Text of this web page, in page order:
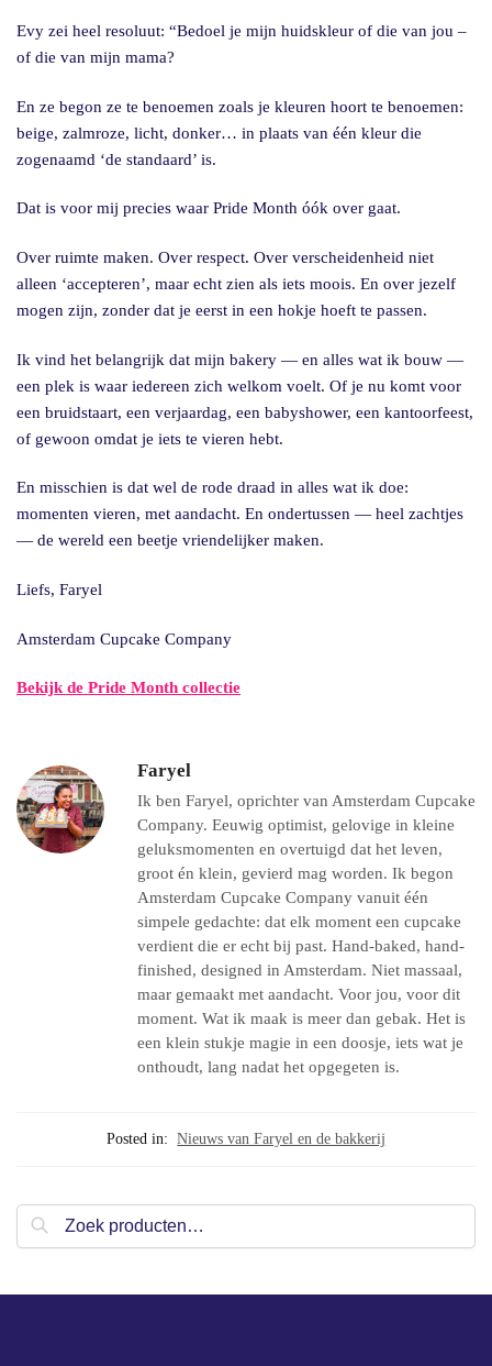
Evy zei heel resoluut: “Bedoel je mijn huidskleur of die van jou –
of die van mijn mama?
En ze begon ze te benoemen zoals je kleuren hoort te benoemen:
beige, zalmroze, licht, donker… in plaats van één kleur die
zogenaamd ‘de standaard’ is.
Dat is voor mij precies waar Pride Month óók over gaat.
Over ruimte maken. Over respect. Over verscheidenheid niet
alleen ‘accepteren’, maar echt zien als iets moois. En over jezelf
mogen zijn, zonder dat je eerst in een hokje hoeft te passen.
Ik vind het belangrijk dat mijn bakery — en alles wat ik bouw —
een plek is waar iedereen zich welkom voelt. Of je nu komt voor
een bruidstaart, een verjaardag, een babyshower, een kantoorfeest,
of gewoon omdat je iets te vieren hebt.
En misschien is dat wel de rode draad in alles wat ik doe:
momenten vieren, met aandacht. En ondertussen — heel zachtjes
— de wereld een beetje vriendelijker maken.
Liefs, Faryel
Amsterdam Cupcake Company
Bekijk de Pride Month collectie
Faryel
Ik ben Faryel, oprichter van Amsterdam Cupcake
Company. Eeuwig optimist, gelovige in kleine
geluksmomenten en overtuigd dat het leven,
groot én klein, gevierd mag worden. Ik begon
Amsterdam Cupcake Company vanuit één
simpele gedachte: dat elk moment een cupcake
verdient die er echt bij past. Hand-baked, hand-
finished, designed in Amsterdam. Niet massaal,
maar gemaakt met aandacht. Voor jou, voor dit
moment. Wat ik maak is meer dan gebak. Het is
een klein stukje magie in een doosje, iets wat je
onthoudt, lang nadat het opgegeten is.
Posted in: Nieuws van Faryel en de bakkerij